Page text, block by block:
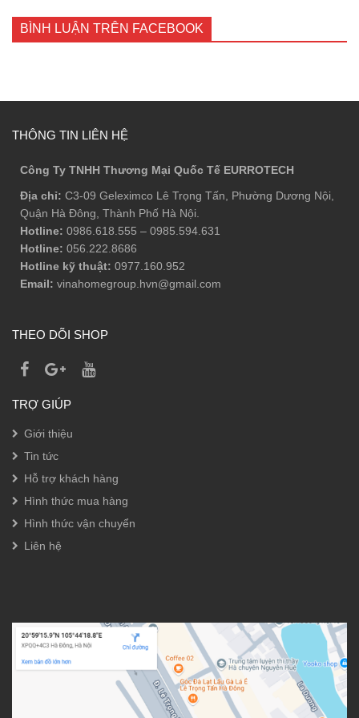
BÌNH LUẬN TRÊN FACEBOOK
THÔNG TIN LIÊN HỆ
Công Ty TNHH Thương Mại Quốc Tế EURROTECH
Địa chỉ: C3-09 Geleximco Lê Trọng Tấn, Phường Dương Nội,
Quận Hà Đông, Thành Phố Hà Nội.
Hotline: 0986.618.555 – 0985.594.631
Hotline: 056.222.8686
Hotline kỹ thuật: 0977.160.952
Email: vinahomegroup.hvn@gmail.com
THEO DÕI SHOP
TRỢ GIÚP
Giới thiệu
Tin tức
Hỗ trợ khách hàng
Hình thức mua hàng
Hình thức vận chuyển
Liên hệ